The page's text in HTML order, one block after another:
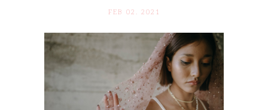
FEB 02. 2021